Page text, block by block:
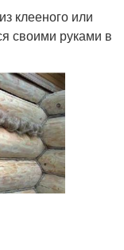
клееного или
своими руками в